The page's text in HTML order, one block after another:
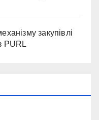
закупівлі
PURL